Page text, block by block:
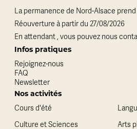
La permanence de Nord-Alsace
Réouverture à partir du 27/08/2026
En attendant , vous pouvez nous
Infos pratiques
Rejoignez-nous
FAQ
Newsletter
Nos activités
Cours d'été
Culture et Sciences
Arts